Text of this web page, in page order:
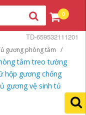
0
gương phòng tắm
tắm treo tường
hộp gương chống
gương vệ sinh tủ
TD-659532111201